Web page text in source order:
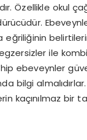
Özellikle okul
ile
ebeveynler
bilgi
kaçınılmaz bir